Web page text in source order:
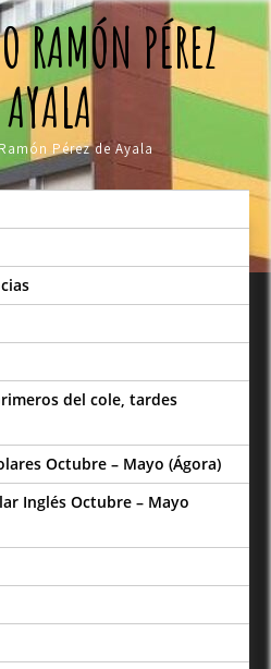
RAMÓN PÉREZ
Pérez de Ayala
del cole, tardes
Octubre – Mayo (Ágora)
Inglés Octubre – Mayo